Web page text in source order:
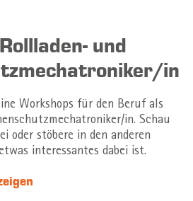
und
in
Workshops für den Beruf als
in. Schau
oder stöbere in den anderen
interessantes dabei ist.